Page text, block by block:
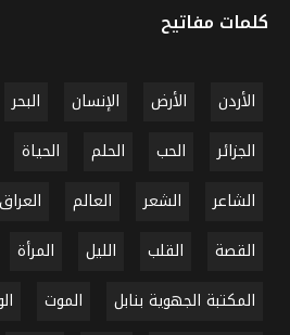
كلمات مفاتيح
الأردن الأرض الإنسان البحر
الجزائر
الحب الحلم الحياة
الشاعر
الشعر العالم العراق
القصة
القلب الليل المرأة
المكتبة الجهوية بنابل
الموت